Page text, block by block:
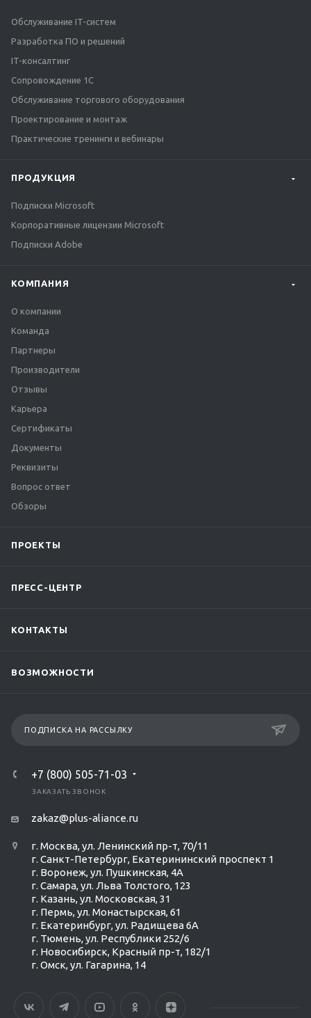
Обслуживание IT-систем
Разработка ПО и решений
IT-консалтинг
Сопровождение 1С
Обслуживание торгового оборудования
Проектирование и монтаж
Практические тренинги и вебинары
ПРОДУКЦИЯ
Подписки Microsoft
Корпоративные лицензии Microsoft
Подписки Adobe
КОМПАНИЯ
О компании
Команда
Партнеры
Производители
Отзывы
Карьера
Сертификаты
Документы
Реквизиты
Вопрос ответ
Обзоры
ПРОЕКТЫ
ПРЕСС-ЦЕНТР
КОНТАКТЫ
ВОЗМОЖНОСТИ
ПОДПИСКА НА РАССЫЛКУ
+7 (800) 505-71-03
ЗАКАЗАТЬ ЗВОНОК
zakaz@plus-aliance.ru
г. Москва, ул. Ленинский пр-т, 70/11
г. Санкт-Петербург, Екатерининский проспект 1
г. Воронеж, ул. Пушкинская, 4А
г. Самара, ул. Льва Толстого, 123
г. Казань, ул. Московская, 31
г. Пермь, ул. Монастырская, 61
г. Екатеринбург, ул. Радищева 6А
г. Тюмень, ул. Республики 252/6
г. Новосибирск, Красный пр-т, 182/1
г. Омск, ул. ​Гагарина, 14